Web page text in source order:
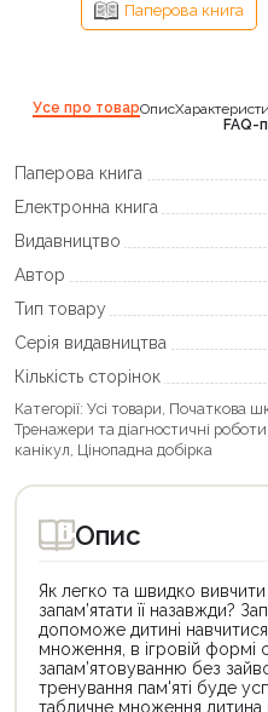
Паперова книга
Усе про товарОпис
FAQ-
Паперова книга
Електронна книга
Видавництво
Автор
Тип товару
Серія видавництва
Кількість сторінок
Категорії: Усі товари, Початкова
Тренажери та діагностичні роботи
канікул, Цінопадна добірка
Опис
Як легко та швидко
запам’ятати її назавжди?
допоможе дитині
множення, в ігровій формі
запам’ятовуванню без
тренування пам'яті буде
табличне множення